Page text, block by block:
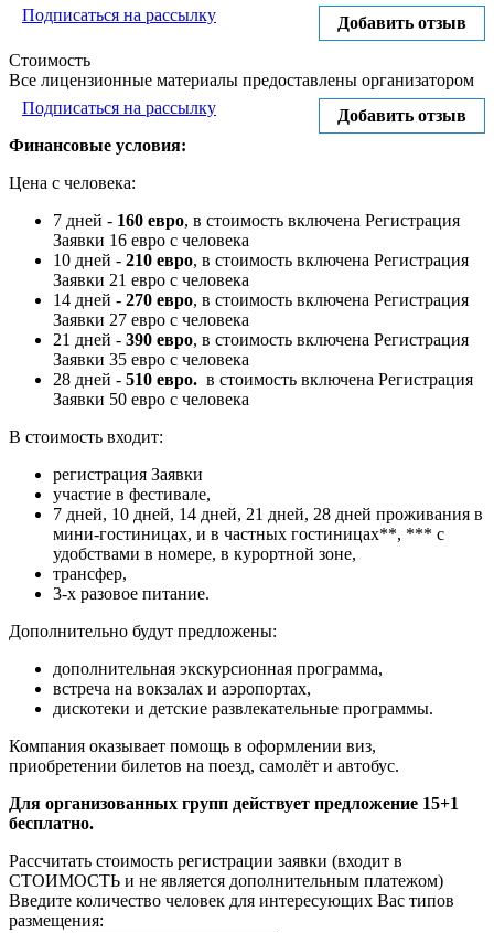
Добавить отзыв
Подписаться на рассылку
Стоимость
Все лицензионные материалы предоставлены организатором
Добавить отзыв
Подписаться на рассылку
Финансовые условия:
Цена с человека:
7 дней - 160 евро, в стоимость включена Регистрация
Заявки 16 евро с человека
10 дней - 210 евро, в стоимость включена Регистрация
Заявки 21 евро с человека
14 дней - 270 евро, в стоимость включена Регистрация
Заявки 27 евро с человека
21 дней - 390 евро, в стоимость включена Регистрация
Заявки 35 евро с человека
28 дней - 510 евро. в стоимость включена Регистрация
Заявки 50 евро с человека
В стоимость входит:
регистрация Заявки
участие в фестивале,
7 дней, 10 дней, 14 дней, 21 дней, 28 дней проживания в
мини-гостиницах, и в частных гостиницах**, *** с
удобствами в номере, в курортной зоне,
трансфер,
3-х разовое питание.
Дополнительно будут предложены:
дополнительная экскурсионная программа,
встреча на вокзалах и аэропортах,
дискотеки и детские развлекательные программы.
Компания оказывает помощь в оформлении виз,
приобретении билетов на поезд, самолёт и автобус.
Для организованных групп действует предложение 15+1
бесплатно.
Рассчитать стоимость регистрации заявки (входит в
СТОИМОСТЬ и не является дополнительным платежом)
Введите количество человек для интересующих Вас типов
размещения: